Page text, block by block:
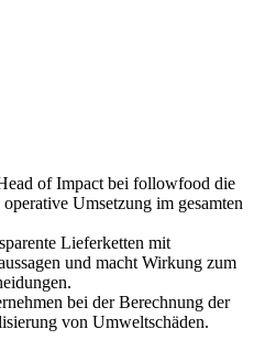
of Impact bei followfood die
Umsetzung im gesamten
Lieferketten mit
und macht Wirkung zum
bei der Berechnung der
von Umweltschäden.